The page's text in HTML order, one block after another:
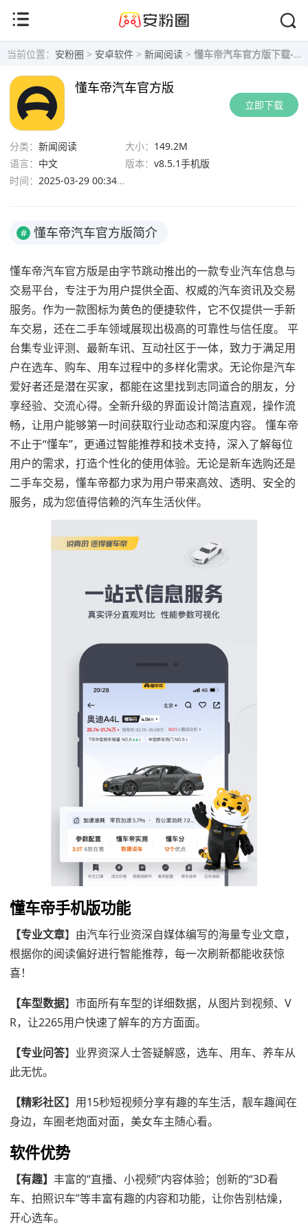
当前位置： 安粉圈 > 安卓软件 > 新闻阅读 > 懂车帝汽车官方版下载-懂车帝app最新版下载v8.5.1手机版
立即下载
懂车帝汽车官方版
分类： 新闻阅读 大小： 149.2M
语言： 中文 版本： v8.5.1手机版
时间： 2025-03-29 00:34:46
# 懂车帝汽车官方版简介
懂车帝汽车官方版是由字节跳动推出的一款专业汽车信息与
交易平台，专注于为用户提供全面、权威的汽车资讯及交易
服务。作为一款图标为黄色的便捷软件，它不仅提供一手新
车交易，还在二手车领域展现出极高的可靠性与信任度。 平
台集专业评测、最新车讯、互动社区于一体，致力于满足用
户在选车、购车、用车过程中的多样化需求。无论你是汽车
爱好者还是潜在买家，都能在这里找到志同道合的朋友，分
享经验、交流心得。全新升级的界面设计简洁直观，操作流
畅，让用户能够第一时间获取行业动态和深度内容。 懂车帝
不止于“懂车”，更通过智能推荐和技术支持，深入了解每位
用户的需求，打造个性化的使用体验。无论是新车选购还是
二手车交易，懂车帝都力求为用户带来高效、透明、安全的
服务，成为您值得信赖的汽车生活伙伴。
懂车帝手机版功能
【专业文章】由汽车行业资深自媒体编写的海量专业文章，
根据你的阅读偏好进行智能推荐，每一次刷新都能收获惊
喜！
【车型数据】市面所有车型的详细数据，从图片到视频、V
R，让2265用户快速了解车的方方面面。
【专业问答】业界资深人士答疑解惑，选车、用车、养车从
此无忧。
【精彩社区】用15秒短视频分享有趣的车生活，靓车趣闻在
身边，车圈老炮面对面，美女车主随心看。
软件优势
【有趣】 丰富的“直播、小视频”内容体验；创新的“3D看
车、拍照识车”等丰富有趣的内容和功能，让你告别枯燥，
开心选车。